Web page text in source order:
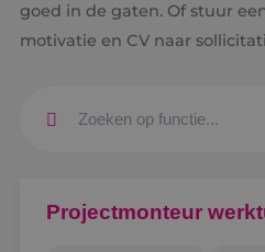
goed in de gaten. Of stuur
motivatie en CV naar
Projectmonteur